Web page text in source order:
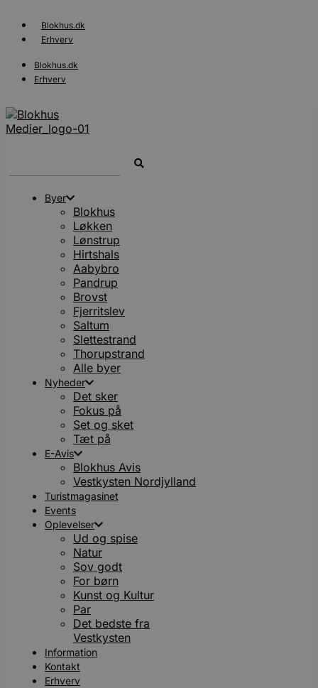
indhold
Blokhus.dk
Erhverv
Blokhus.dk
Erhverv
Byer
Blokhus
Løkken
Lønstrup
Hirtshals
Aabybro
Pandrup
Brovst
Fjerritslev
Saltum
Slettestrand
Thorupstrand
Alle byer
Nyheder
Det sker
Fokus på
Set og sket
Tæt på
E-Avis
Blokhus Avis
Vestkysten Nordjylland
Turistmagasinet
Events
Oplevelser
Ud og spise
Natur
Sov godt
For børn
Kunst og Kultur
Par
Det bedste fra
Vestkysten
Information
Kontakt
Erhverv